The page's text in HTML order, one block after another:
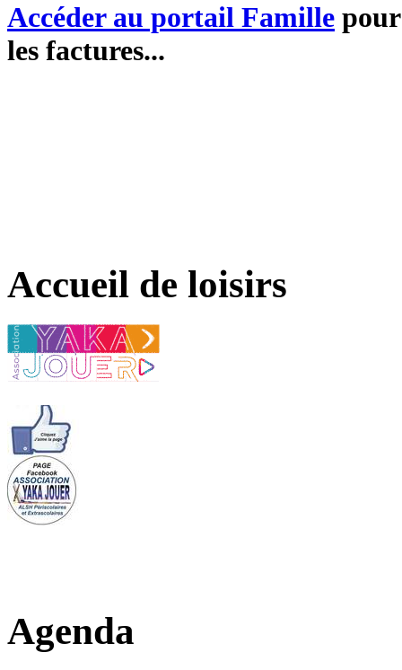
Accéder au portail Famille
les factures...
Accueil de loisirs
Agenda